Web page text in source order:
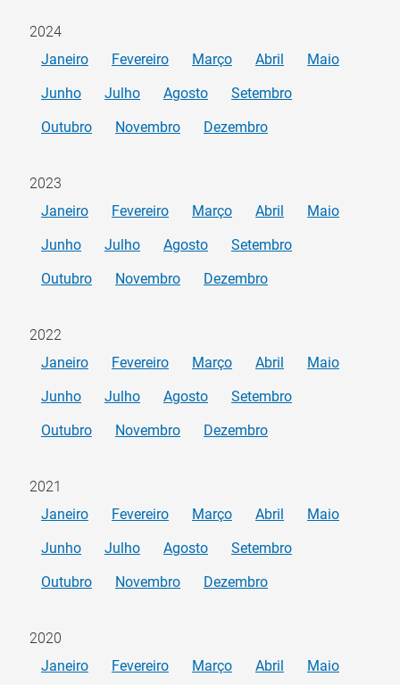
2024
Janeiro
Fevereiro Março Abril
Maio
Junho
Julho Agosto
Setembro
Outubro
Novembro Dezembro
2023
Janeiro
Fevereiro Março Abril
Maio
Junho
Julho Agosto
Setembro
Outubro
Novembro Dezembro
2022
Janeiro
Fevereiro Março Abril
Maio
Junho
Julho Agosto
Setembro
Outubro
Novembro Dezembro
2021
Janeiro
Fevereiro Março Abril
Maio
Junho
Julho Agosto
Setembro
Outubro
Novembro Dezembro
2020
Janeiro
Fevereiro Março Abril
Maio